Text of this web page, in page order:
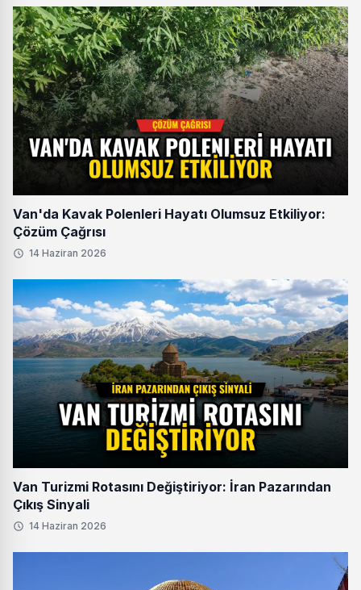
Van'da Kavak Polenleri Hayatı Olumsuz Etkiliyor:
Çözüm Çağrısı
14 Haziran 2026
Van Turizmi Rotasını Değiştiriyor: İran Pazarından
Çıkış Sinyali
14 Haziran 2026